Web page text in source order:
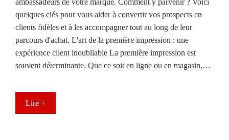
quelques clés pour vous aider à convertir vos prospects en
clients fidèles et à les accompagner tout au long de leur
parcours d'achat. L'art de la première impression : une
expérience client inoubliable La première impression est
souvent déterminante. Que ce soit en ligne ou en magasin,…
Lire +